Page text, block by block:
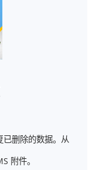
删除的数据。从
附件。